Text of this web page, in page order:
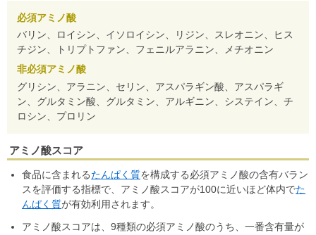
必須アミノ酸
バリン、ロイシン、イソロイシン、リジン、スレオニン、ヒス
チジン、トリプトファン、フェニルアラニン、メチオニン
非必須アミノ酸
グリシン、アラニン、セリン、アスパラギン酸、アスパラギ
ン、グルタミン酸、グルタミン、アルギニン、システイン、チ
ロシン、プロリン
アミノ酸スコア
食品に含まれるたんぱく質を構成する必須アミノ酸の含有バラン
スを評価する指標で、アミノ酸スコアが100に近いほど体内でた
んぱく質が有効利用されます。
アミノ酸スコアは、9種類の必須アミノ酸のうち、一番含有量が